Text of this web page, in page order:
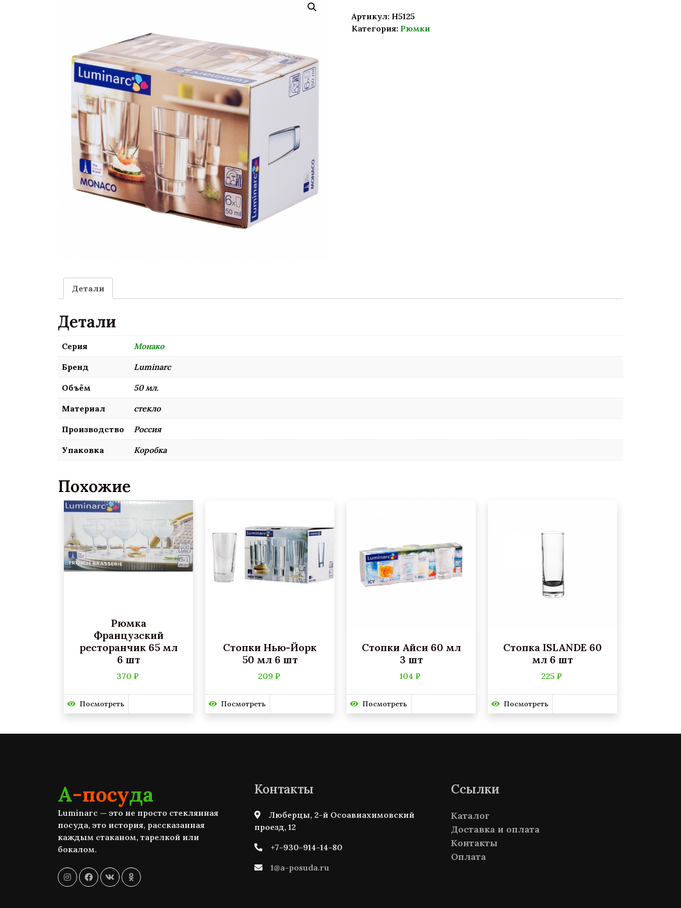
Артикул: H5125
Категория: Рюмки
Детали
Детали
Серия Монако
Бренд Luminarc
Объём 50 мл.
Материал стекло
Производство Россия
Упаковка Коробка
Похожие
Рюмка
Французский
ресторанчик 65 мл
6 шт
370 ₽
Посмотреть
Стопки Нью-Йорк
50 мл 6 шт
209 ₽
Посмотреть
Стопки Айси 60 мл
3 шт
104 ₽
Посмотреть
Стопка ISLANDE 60
мл 6 шт
225 ₽
Посмотреть
А-посуда
Luminarc — это не просто стеклянная
посуда, это история, рассказанная
каждым стаканом, тарелкой или
бокалом.
Контакты
Люберцы, 2-й Осоавиахимовский
проезд, 12
+7-930-914-14-80
1@a-posuda.ru
Ссылки
Каталог
Доставка и оплата
Контакты
Оплата